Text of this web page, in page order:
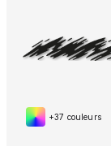
+37 couleurs